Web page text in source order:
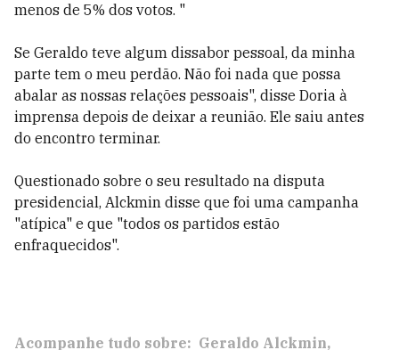
menos de 5% dos votos. "
Se Geraldo teve algum dissabor pessoal, da minha
parte tem o meu perdão. Não foi nada que possa
abalar as nossas relações pessoais", disse Doria à
imprensa depois de deixar a reunião. Ele saiu antes
do encontro terminar.
Questionado sobre o seu resultado na disputa
presidencial, Alckmin disse que foi uma campanha
"atípica" e que "todos os partidos estão
enfraquecidos".
Acompanhe tudo sobre: Geraldo Alckmin